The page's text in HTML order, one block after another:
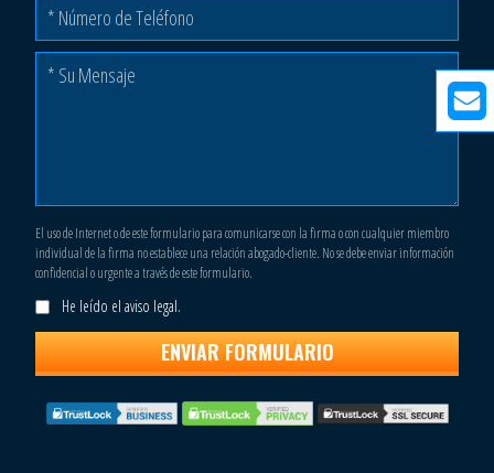
El uso de Internet o de este formulario para comunicarse con la firma o con cualquier miembro
individual de la firma no establece una relación abogado-cliente. No se debe enviar información
confidencial o urgente a través de este formulario.
He leído el aviso legal.